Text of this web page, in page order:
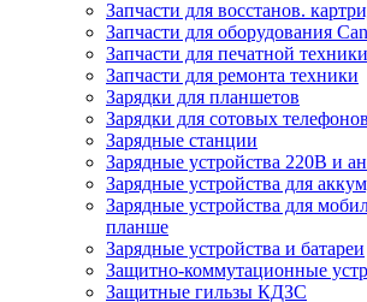
Запчасти для восстанов.
Запчасти для оборудования
Запчасти для печатной
Запчасти для ремонта техники
Зарядки для планшетов
Зарядки для сотовых телефонов
Зарядные станции
Зарядные устройства 220В и
Зарядные устройства для
Зарядные устройства для
планше
Зарядные устройства и батареи
Защитно-коммутационные
Защитные гильзы КДЗС